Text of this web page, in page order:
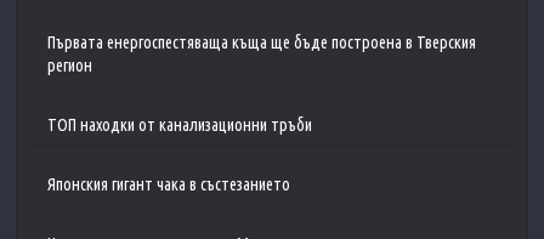
Първата енергоспестяваща къща ще бъде построена в Тверския
регион
ТОП находки от канализационни тръби
Японския гигант чака в състезанието